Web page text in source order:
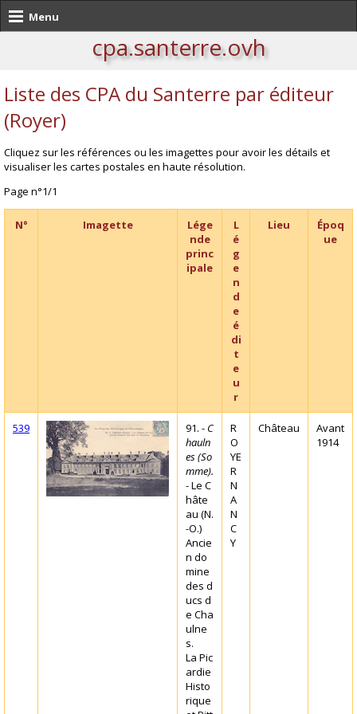
Menu
cpa.santerre.ovh
Liste des CPA du Santerre par éditeur
(Royer)
Cliquez sur les références ou les imagettes pour avoir les détails et
visualiser les cartes postales en haute résolution.
Page n°1/1
N° Imagette
Lége
nde
princ
ipale
L
é
g
e
n
d
e
é
di
t
e
u
r
Lieu
Époq
ue
539 91. - C
hauln
es (So
mme).
- Le C
hâte
au (N.
-O.)
Ancie
n do
mine
des d
ucs d
e Cha
ulne
s.
La Pic
ardie
Histo
rique
R
O
YE
R
N
A
N
C
Y
Château
Avant
1914